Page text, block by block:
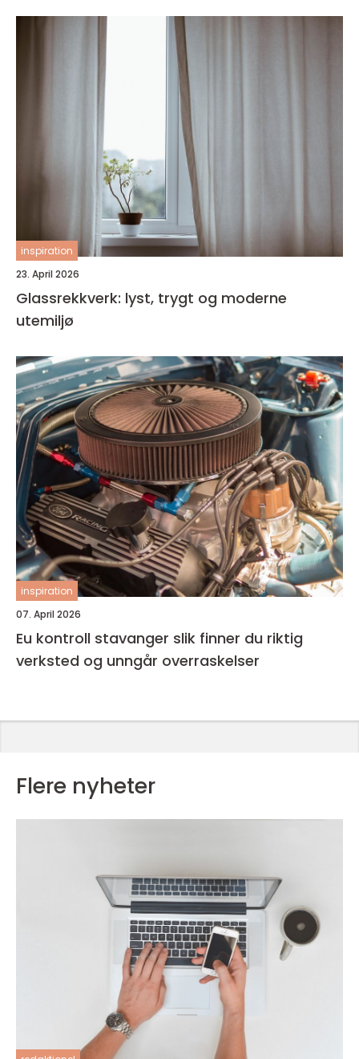
inspiration
23. April 2026
Glassrekkverk: lyst, trygt og moderne
utemiljø
inspiration
07. April 2026
Eu kontroll stavanger slik finner du riktig
verksted og unngår overraskelser
Flere nyheter